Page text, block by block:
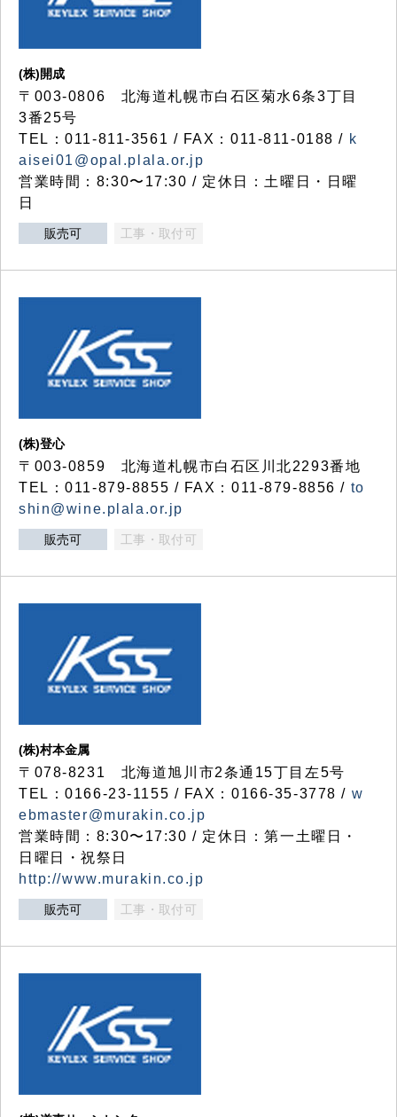
(株)開成
〒003-0806 北海道札幌市白石区菊水6条3丁目
3番25号
TEL：011-811-3561 / FAX：011-811-0188 / k
aisei01@opal.plala.or.jp
営業時間：8:30〜17:30 / 定休日：土曜日・日曜
日
販売可 工事・取付可
(株)登心
〒003-0859 北海道札幌市白石区川北2293番地
TEL：011-879-8855 / FAX：011-879-8856 / to
shin@wine.plala.or.jp
販売可 工事・取付可
(株)村本金属
〒078-8231 北海道旭川市2条通15丁目左5号
TEL：0166-23-1155 / FAX：0166-35-3778 / w
ebmaster@murakin.co.jp
営業時間：8:30〜17:30 / 定休日：第一土曜日・
日曜日・祝祭日
http://www.murakin.co.jp
販売可 工事・取付可